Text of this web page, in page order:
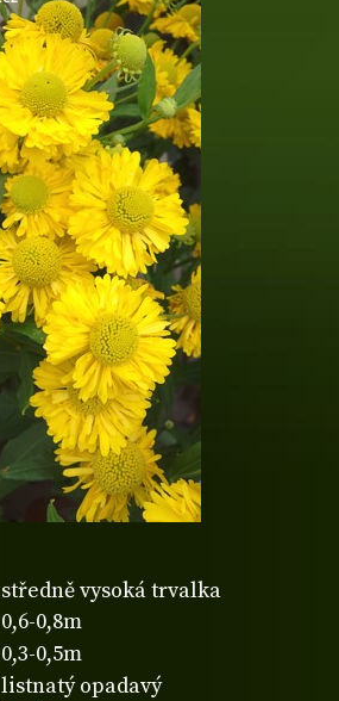
středně vysoká trvalka
0,6-0,8m
0,3-0,5m
listnatý opadavý